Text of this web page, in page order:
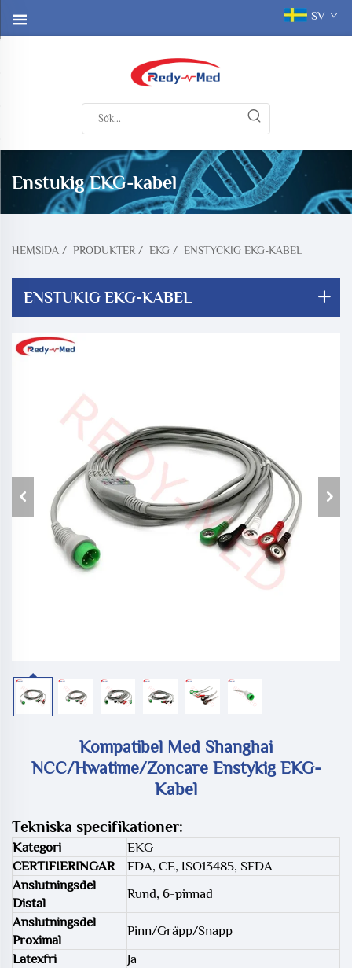
SV
Enstukig EKG-kabel
HEMSIDA / PRODUKTER / EKG / ENSTYCKIG EKG-KABEL
ENSTUKIG EKG-KABEL
Kompatibel Med Shanghai
NCC/Hwatime/Zoncare Enstykig EKG-
Kabel
Tekniska specifikationer:
Kategori
EKG
CERTIFIERINGAR
FDA, CE, ISO13485, SFDA
Anslutningsdel
Distal
Rund, 6-pinnad
Anslutningsdel
Proximal
Pinn/Gräpp/Snapp
Latexfri
Ja